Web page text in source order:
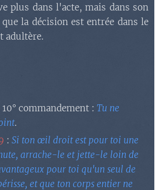
plus dans l'acte, mais dans son
la décision est entrée dans le
adultère.
10° commandement : Tu ne
.
: Si ton œil droit est pour toi une
arrache-le et jette-le loin de
pour toi qu'un seul de
et que ton corps entier ne